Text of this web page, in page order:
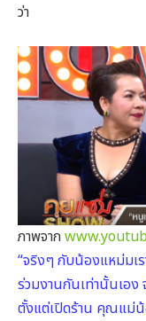
ว่า
ภาพจาก
“จริงๆ กับน้องแหม่มเ
ร่วมงานกันเท่านั้นเอง
ตั้งแต่เปิดร้าน คุณแม่น้